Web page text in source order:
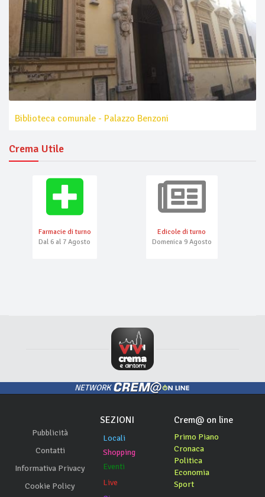
Biblioteca comunale - Palazzo Benzoni
Crema Utile
Farmacie di turno
Dal 6 al 7 Agosto
Edicole di turno
Domenica 9 Agosto
NETWORK
Pubblicità
Contatti
Informativa Privacy
Cookie Policy
SEZIONI
Locali
Shopping
Eventi
Live
Crem@ on line
Primo Piano
Cronaca
Politica
Economia
Sport